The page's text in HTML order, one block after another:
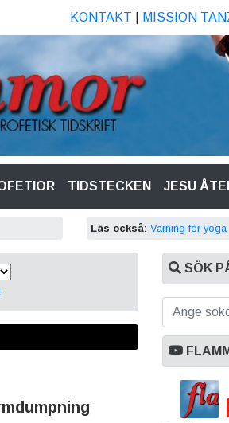
KONTAKT MISSION
TIDSTECKEN JESU
Läs också: Varning för yoga
SÖK